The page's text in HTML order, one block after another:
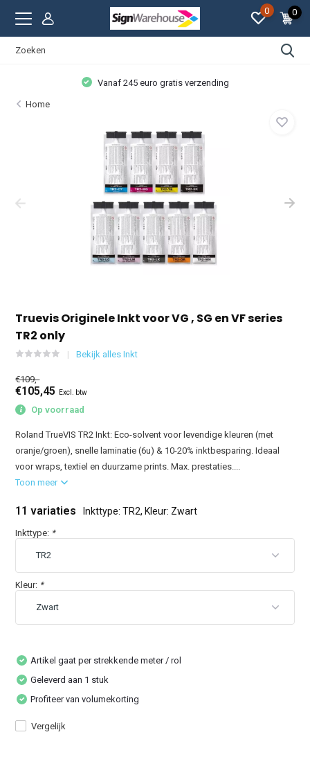
0 0
Vanaf 245 euro gratis verzending
Home
Truevis Originele Inkt voor VG , SG en VF series
TR2 only
Bekijk alles Inkt
€109,-
€105,45 Excl. btw
Op voorraad
Roland TrueVIS TR2 Inkt: Eco-solvent voor levendige kleuren (met
oranje/groen), snelle laminatie (6u) & 10-20% inktbesparing. Ideaal
voor wraps, textiel en duurzame prints. Max. prestaties....
Toon meer
11 variaties Inkttype: TR2, Kleur: Zwart
Inkttype: *
Kleur: *
Artikel gaat per strekkende meter / rol
Geleverd aan 1 stuk
Profiteer van volumekorting
Vergelijk